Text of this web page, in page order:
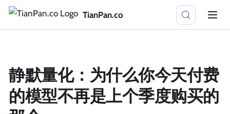
TianPan.co
静默量化：为什么你今天付费
的模型不再是上个季度购买的